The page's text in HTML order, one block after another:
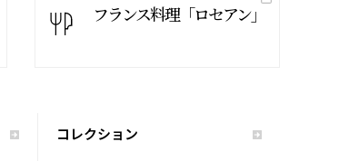
フランス料理「ロセアン」
コレクション